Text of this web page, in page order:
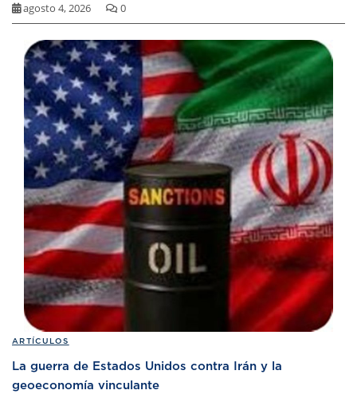
agosto 4, 2026 0
ARTÍCULOS
La guerra de Estados Unidos contra Irán y la
geoeconomía vinculante